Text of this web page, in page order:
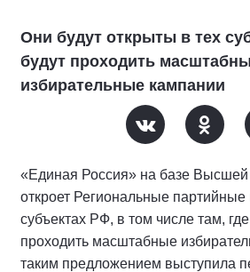
Они будут открыты в тех
будут проходить
избирательные кампании
«Единая Россия» на базе
откроет Региональные
субъектах РФ, в том числе там,
проходить масштабные
таким предложением выступила